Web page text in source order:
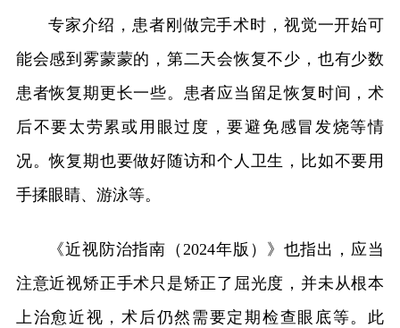
专家介绍，患者刚做完手术时，视觉一开始可
能会感到雾蒙蒙的，第二天会恢复不少，也有少数
患者恢复期更长一些。患者应当留足恢复时间，术
后不要太劳累或用眼过度，要避免感冒发烧等情
况。恢复期也要做好随访和个人卫生，比如不要用
手揉眼睛、游泳等。
《近视防治指南（2024年版）》也指出，应当
注意近视矫正手术只是矫正了屈光度，并未从根本
上治愈近视，术后仍然需要定期检查眼底等。此